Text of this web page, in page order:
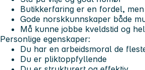
Butikkerfaring er en fordel,
Gode norskkunnskaper både
Må kunne jobbe kveldstid og
Personlige egenskaper:
Du har en arbeidsmoral de
Du er pliktoppfyllende